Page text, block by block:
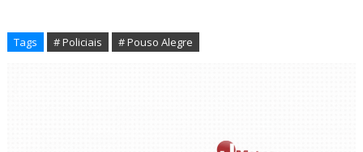
Tags # Policiais # Pouso Alegre